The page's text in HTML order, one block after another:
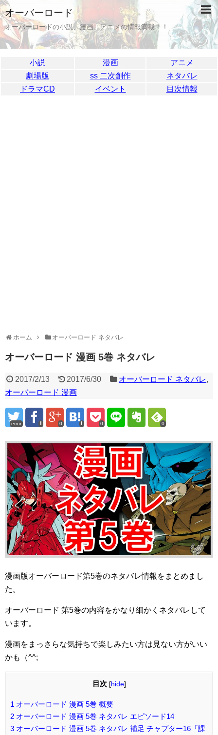
オーバーロード
オーバーロードの小説、漫画、アニメの情報満載！！
小説 漫画
アニメ
劇場版
ss 二次創作
ネタバレ
ドラマCD
イベント 目次情報
ホーム オーバーロード ネタバレ
オーバーロード 漫画 5巻 ネタバレ
2017/2/13 2017/6/30 オーバーロード ネタバレ,
オーバーロード 漫画
error 0 0 0
漫画版オーバーロード第5巻のネタバレ情報をまとめまし
た。
オーバーロード 第5巻の内容をかなり細かくネタバレして
います。
漫画をまっさらな気持ちで楽しみたい方は見ない方がいい
かも（^^;
目次 [hide]
1 オーバーロード 漫画 5巻 概要
2 オーバーロード 漫画 5巻 ネタバレ エピソード14
3 オーバーロード 漫画 5巻 ネタバレ 補足 チャプター16『課